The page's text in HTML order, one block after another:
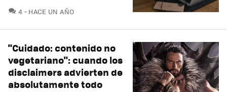
4 COMENTARIOS
HACE UN AÑO
"Cuidado: contenido no
vegetariano": cuando los
disclaimers advierten de
absolutamente todo